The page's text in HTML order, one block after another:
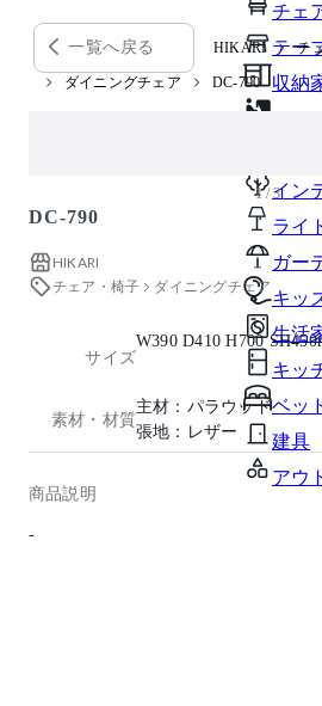
チェ
テー
収納
パ
オ
イン
ライ
ガー
キッ
生活
キッ
ベッ
建具
アウ
他のサイトで見つけた商品ページのURLを貼り付けて、カー
一覧へ戻る HIKARI チ
ダイニングチェア DC-790
1 / 3
DC-790
HIKARI
チェア・椅子
ダイニングチェア
サイズ
W390 D410 H700
素材・材質
主材：パラウッド
張地：レザー
商品説明
-